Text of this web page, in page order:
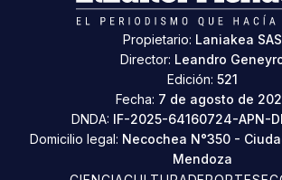
Propietario: Laniakea SAS
Director: Leandro
Edición: 521
Fecha: 7 de agosto de
DNDA: IF-2025-64160724-APN-
Domicilio legal: Necochea N°350 -
Mendoza